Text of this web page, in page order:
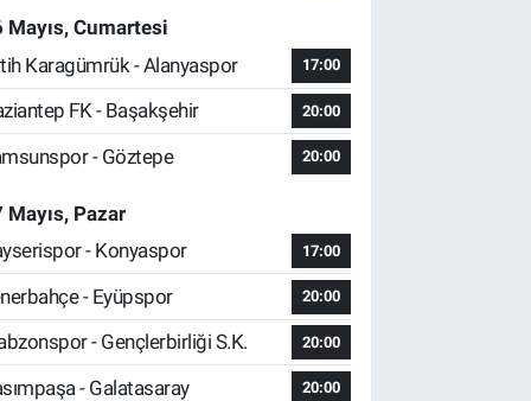
Mayıs, Cumartesi
Karagümrük - Alanyaspor
17:00
FK - Başakşehir 20:00
- Göztepe 20:00
Mayıs, Pazar
- Konyaspor
17:00
- Eyüpspor 20:00
- Gençlerbirliği S.K. 20:00
- Galatasaray 20:00